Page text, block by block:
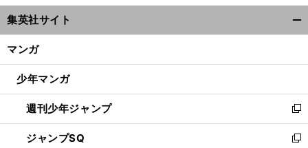
ウ
ィ
ン
ウ
開
く
集英社サイト
マンガ
少年マンガ
週刊少年ジャンプ
新
し
い
ジャンプSQ
新